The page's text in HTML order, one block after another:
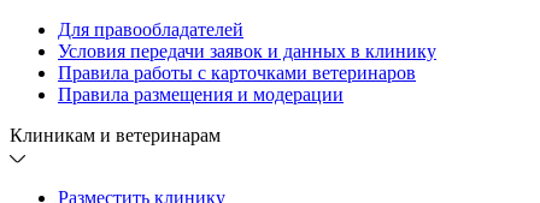
Для правообладателей
Условия передачи заявок и данных в клинику
Правила работы с карточками ветеринаров
Правила размещения и модерации
Клиникам и ветеринарам
Разместить клинику